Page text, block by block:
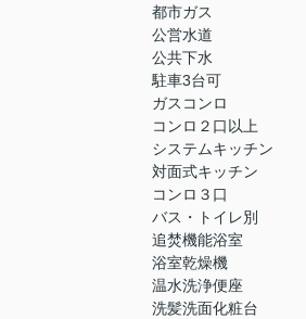
都市ガス
公営水道
公共下水
駐車3台可
ガスコンロ
コンロ２口以上
システムキッチン
対面式キッチン
コンロ３口
バス・トイレ別
追焚機能浴室
浴室乾燥機
温水洗浄便座
洗髪洗面化粧台